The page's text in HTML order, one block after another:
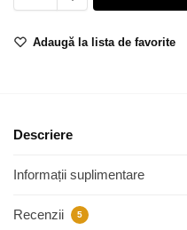
Adaugă la lista de favorite
Descriere
Informații suplimentare
Recenzii 5